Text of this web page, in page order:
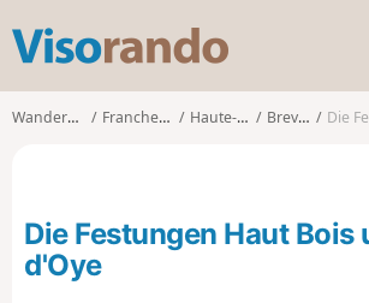
s
o
o
Wanderungen Franche-Comté Haute-Saône Brevilliers Die
Die Festungen Haut Bois
d'Oye